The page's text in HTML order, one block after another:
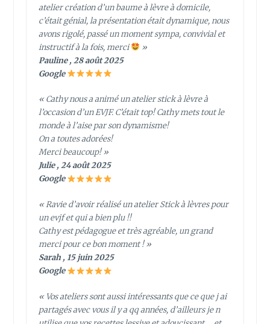
atelier création d’un baume à lèvre à domicile,
c’était génial, la présentation était dynamique, nous
avons rigolé, passé un moment sympa, convivial et
instructif à la fois, merci
»
Pauline , 28 août 2025
Google
« Cathy nous a animé un atelier stick à lèvre à
l’occasion d’un EVJF. C’était top! Cathy mets tout le
monde à l’aise par son dynamisme!
On a toutes adorées!
Merci beaucoup! »
Julie , 24 août 2025
Google
« Ravie d’avoir réalisé un atelier Stick à lèvres pour
un evjf et qui a bien plu !!
Cathy est pédagogue et très agréable, un grand
merci pour ce bon moment ! »
Sarah , 15 juin 2025
Google
« Vos ateliers sont aussi intéressants que ce que j ai
partagés avec vous il y a qq années, d’ailleurs je n